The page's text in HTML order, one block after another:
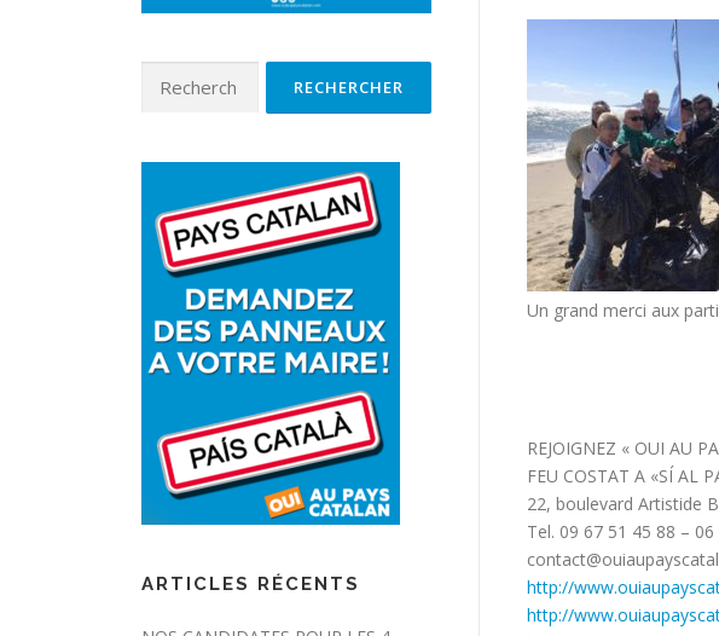
Un grand merci aux
REJOIGNEZ « OUI AU
FEU COSTAT A «SÍ AL
22, boulevard Artistide
Tel. 09 67 51 45 88 –
http://
http://
ARTICLES RÉCENTS